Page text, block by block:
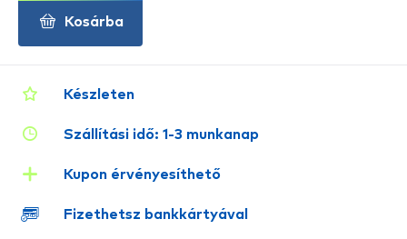
Készleten
Szállítási idő: 1-3 munkanap
Kupon érvényesíthető
Fizethetsz bankkártyával
Kosárba